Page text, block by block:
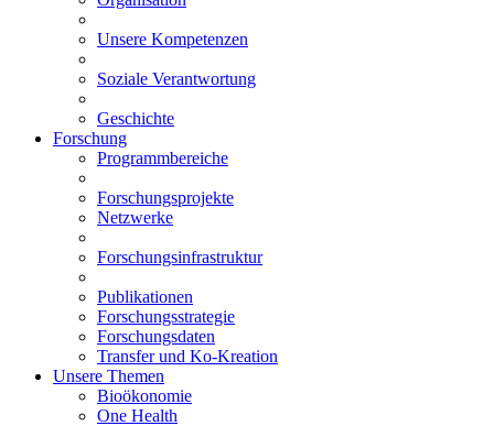
Unsere Kompetenzen
Soziale Verantwortung
Geschichte
Forschung
Programmbereiche
Forschungsprojekte
Netzwerke
Forschungsinfrastruktur
Publikationen
Forschungsstrategie
Forschungsdaten
Transfer und Ko-Kreation
Unsere Themen
Bioökonomie
One Health